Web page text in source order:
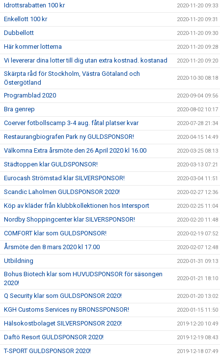
Idrottsrabatten 100 kr 2020-11-20 09:33
Enkellott 100 kr 2020-11-20 09:31
Dubbellott 2020-11-20 09:30
Här kommer lotterna 2020-11-20 09:28
Vi levererar dina lotter till dig utan extra kostnad. kostanad 2020-11-20 09:20
Skärpta råd för Stockholm, Västra Götaland och
Östergötland
2020-10-30 08:18
Programblad 2020 2020-09-04 09:56
Bra genrep 2020-08-02 10:17
Coerver fotbollscamp 3-4 aug. fåtal platser kvar 2020-07-28 21:34
Restaurangbiografen Park ny GULDSPONSOR! 2020-04-15 14:49
Välkomna Extra årsmöte den 26 April 2020 kl 16.00 2020-03-25 08:13
Städtoppen klar GULDSPONSOR! 2020-03-13 07:21
Eurocash Strömstad klar SILVERSPONSOR! 2020-03-04 11:51
Scandic Laholmen GULDSPONSOR 2020! 2020-02-27 12:36
Köp av kläder från klubbkollektionen hos Intersport 2020-02-25 11:04
Nordby Shoppingcenter klar SILVERSPONSOR! 2020-02-20 11:48
COMFORT klar som GULDSPONSOR! 2020-02-19 07:52
Årsmöte den 8 mars 2020 kl 17.00 2020-02-07 12:48
Utbildning 2020-01-31 09:13
Bohus Biotech klar som HUVUDSPONSOR för säsongen
2020!
2020-01-21 18:10
Q Security klar som GULDSPONSOR 2020! 2020-01-20 13:02
KGH Customs Services ny BRONSSPONSOR! 2020-01-15 11:50
Hälsokostbolaget SILVERSPONSOR 2020! 2019-12-20 10:49
Daftö Resort GULDSPONSOR 2020! 2019-12-19 08:43
T-SPORT GULDSPONSOR 2020! 2019-12-18 07:49